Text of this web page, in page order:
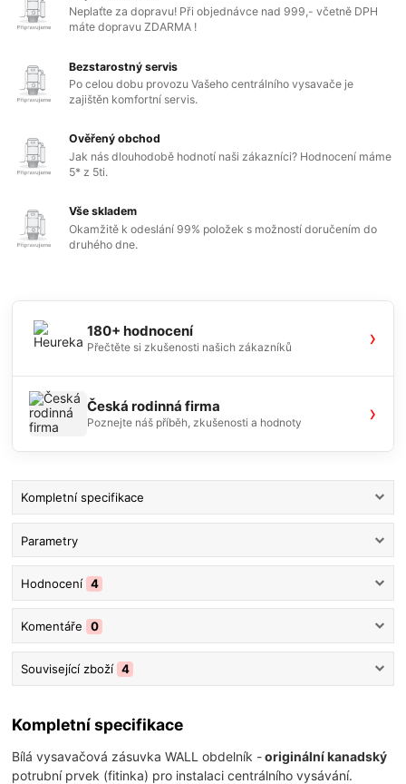
Neplaťte za dopravu! Při objednávce nad 999,- včetně DPH
máte dopravu ZDARMA !
Bezstarostný servis
Po celou dobu provozu Vašeho centrálního vysavače je
zajištěn komfortní servis.
Ověřený obchod
Jak nás dlouhodobě hodnotí naši zákazníci? Hodnocení máme
5* z 5ti.
Vše skladem
Okamžitě k odeslání 99% položek s možností doručením do
druhého dne.
180+ hodnocení
Přečtěte si zkušenosti našich zákazníků ›
Česká rodinná firma
Poznejte náš příběh, zkušenosti a hodnoty ›
Kompletní specifikace
Parametry
Hodnocení 4
Komentáře 0
Související zboží 4
Kompletní specifikace
Bílá vysavačová zásuvka WALL obdelník -originální kanadský
potrubní prvek (fitinka) pro instalaci centrálního vysávání.